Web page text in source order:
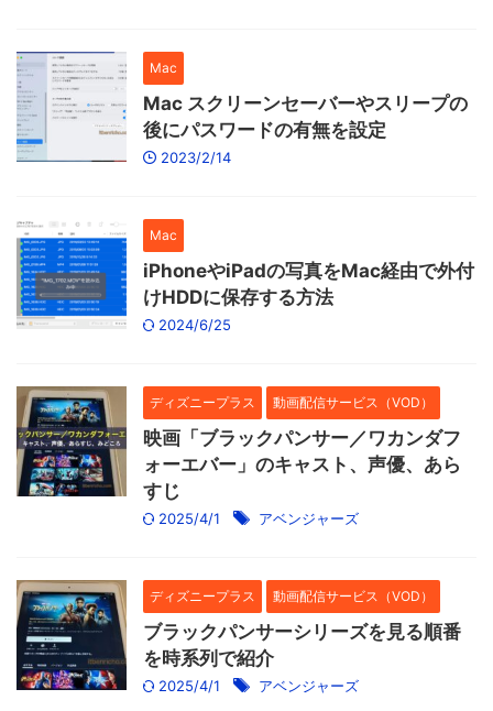
Mac
Mac スクリーンセーバーやスリープの
後にパスワードの有無を設定
2023/2/14
Mac
iPhoneやiPadの写真をMac経由で外付
けHDDに保存する方法
2024/6/25
ディズニープラス 動画配信サービス（VOD）
映画「ブラックパンサー／ワカンダフ
ォーエバー」のキャスト、声優、あら
すじ
2025/4/1 アベンジャーズ
ディズニープラス 動画配信サービス（VOD）
ブラックパンサーシリーズを見る順番
を時系列で紹介
2025/4/1 アベンジャーズ